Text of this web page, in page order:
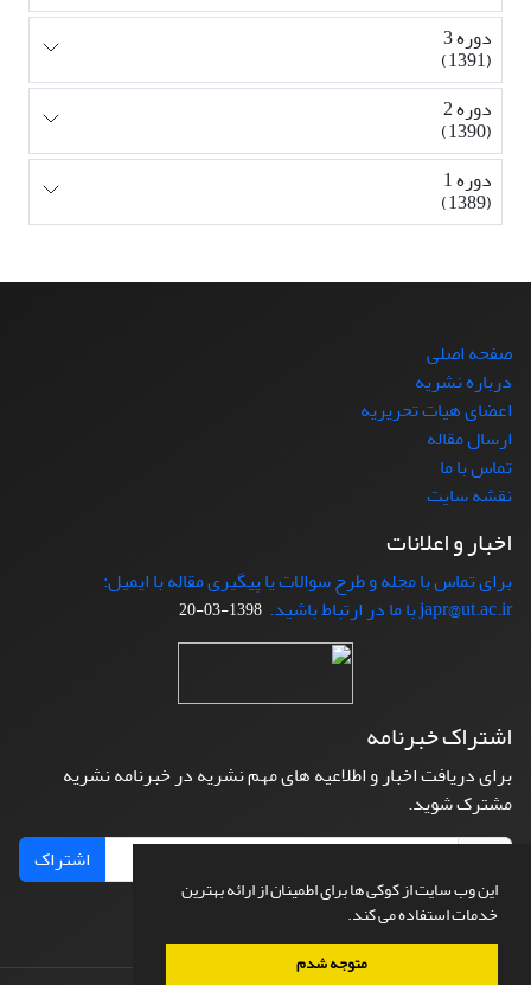
این وب سایت از کوکی ها برای اطمینان از ارائه بهترین
خدمات استفاده می کند.
متوجه شدم
دوره 3
(1391)
دوره 2
(1390)
دوره 1
(1389)
صفحه اصلی
درباره نشریه
اعضای هیات تحریریه
ارسال مقاله
تماس با ما
نقشه سایت
اخبار و اعلانات
برای تماس با مجله و طرح سوالات یا پیگیری مقاله با ایمیل:
japr@ut.ac.ir با ما در ارتباط باشید.
1398-03-20
اشتراک خبرنامه
برای دریافت اخبار و اطلاعیه های مهم نشریه در خبرنامه نشریه
مشترک شوید.
اشتراک